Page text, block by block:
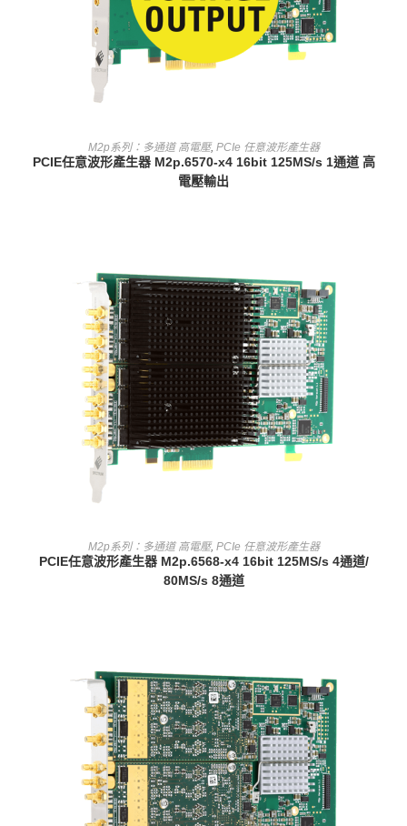
查看內容
M2p系列：多通道 高電壓, PCIe 任意波形產生器
PCIE任意波形產生器 M2p.6570-x4 16bit 125MS/s 1通道 高
電壓輸出
查看內容
M2p系列：多通道 高電壓, PCIe 任意波形產生器
PCIE任意波形產生器 M2p.6568-x4 16bit 125MS/s 4通道/
80MS/s 8通道